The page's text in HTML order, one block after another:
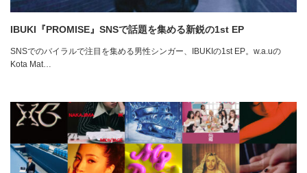
IBUKI『PROMISE』SNSで話題を集める新鋭の1st EP
SNSでのバイラルで注目を集める男性シンガー、IBUKIの1st EP。w.a.uの
Kota Mat…